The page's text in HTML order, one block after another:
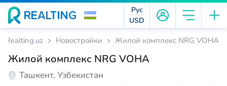
Рус
USD
Realting.uz Новостройки Жилой комплекс NRG VOHA
Жилой комплекс NRG VOHA
Ташкент, Узбекистан